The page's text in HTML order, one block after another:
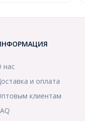
нас
и оплата
клиентам